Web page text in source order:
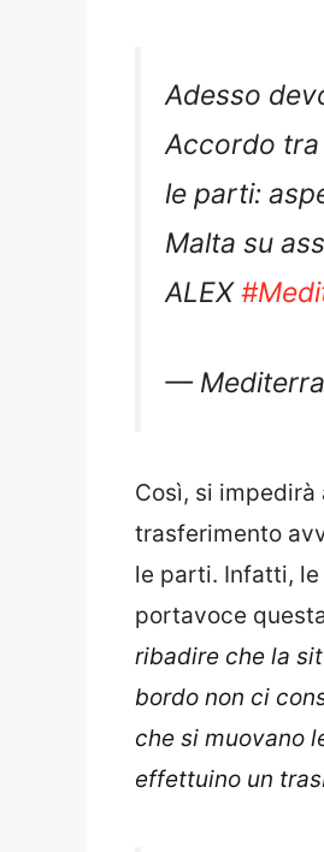
Adesso
Accordo
le parti:
Malta su
ALEX
—
Così, si
trasferimento
le parti. Infatti, le
portavoce
ribadire che la
bordo non ci
che si muovano
effettuino un